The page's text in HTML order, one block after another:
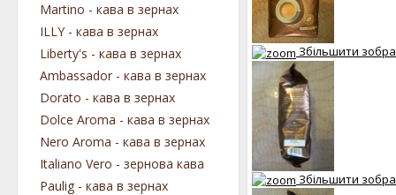
Збільшити
Збільшити
Martino - кава в зернах
ILLY - кава в зернах
Liberty's - кава в зернах
Ambassador - кава в зернах
Dorato - кава в зернах
Dolce Aroma - кава в зернах
Nero Aroma - кава в зернах
Italiano Vero - зернова кава
Paulig - кава в зернах